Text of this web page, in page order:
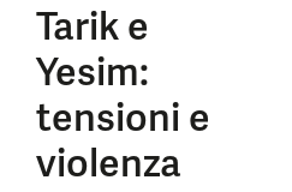
Tarik e
Yesim:
tensioni e
violenza